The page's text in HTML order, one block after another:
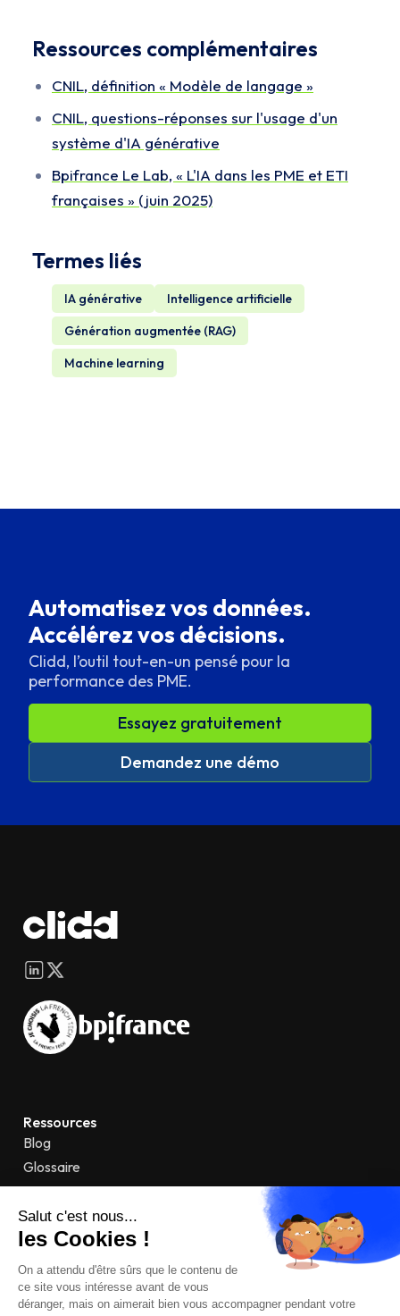
Ressources complémentaires
CNIL, définition « Modèle de langage »
CNIL, questions-réponses sur l'usage d'un
système d'IA générative
Bpifrance Le Lab, « L'IA dans les PME et ETI
françaises » (juin 2025)
Termes liés
IA générative
Intelligence artificielle
Génération augmentée (RAG)
Machine learning
Automatisez vos données.
Accélérez vos décisions.
Clidd, l’outil tout-en-un pensé pour la
performance des PME.
Essayez gratuitement
Demandez une démo
Ressources
Blog
Glossaire
À propos
Mentions légales
CGU
Contact